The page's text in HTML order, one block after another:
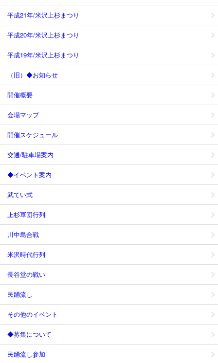
平成21年/米沢上杉まつり
平成20年/米沢上杉まつり
平成19年/米沢上杉まつり
（旧）◆お知らせ
開催概要
会場マップ
開催スケジュール
交通/駐車場案内
◆イベント案内
武てい式
上杉軍団行列
川中島合戦
米沢時代行列
長谷堂の戦い
民踊流し
その他のイベント
◆募集について
民踊流し参加